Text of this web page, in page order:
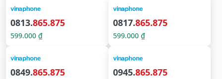
0813.865.875
599.000 ₫
0817.865.875
599.000 ₫
0849.865.875 0945.865.875